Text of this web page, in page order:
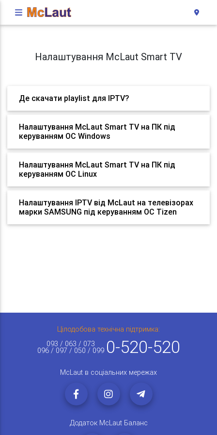
Налаштування McLaut Smart TV
Де скачати playlist для IPTV?
Налаштування McLaut Smart TV на ПК під
керуванням ОС Windows
Налаштування McLaut Smart TV на ПК під
керуванням ОС Linux
Налаштування IPTV від McLaut на телевізорах
марки SAMSUNG під керуванням ОС Tizen
Цілодобова технічна підтримка:
093 / 063 / 073
096 / 097 / 050 / 099 0-520-520
McLaut в соціальних мережах
Додаток McLaut Баланс